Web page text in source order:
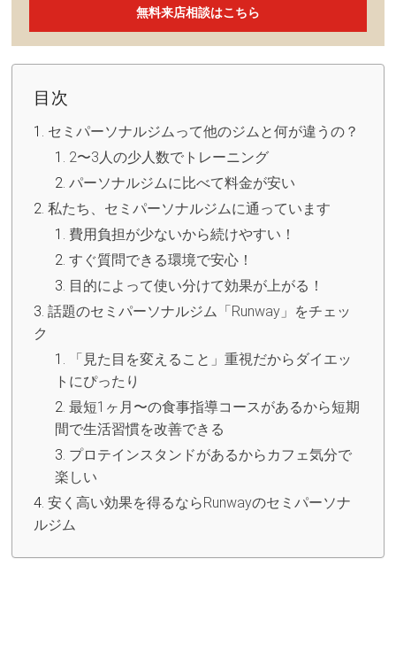
無料来店相談はこちら
目次
セミパーソナルジムって他のジムと何が違うの？
2〜3人の少人数でトレーニング
パーソナルジムに比べて料金が安い
私たち、セミパーソナルジムに通っています
費用負担が少ないから続けやすい！
すぐ質問できる環境で安心！
目的によって使い分けて効果が上がる！
話題のセミパーソナルジム「Runway」をチェッ
ク
「見た目を変えること」重視だからダイエッ
トにぴったり
最短1ヶ月〜の食事指導コースがあるから短期
間で生活習慣を改善できる
プロテインスタンドがあるからカフェ気分で
楽しい
安く高い効果を得るならRunwayのセミパーソナ
ルジム